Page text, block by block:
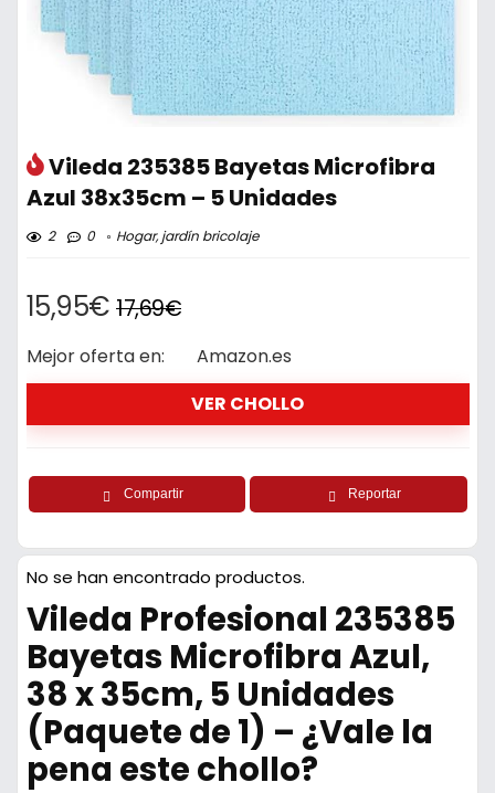
Vileda 235385 Bayetas Microfibra
Azul 38x35cm – 5 Unidades
2 0 Hogar, jardín bricolaje
15,95€ 17,69€
Mejor oferta en:
Amazon.es
VER CHOLLO
Compartir Reportar
No se han encontrado productos.
Vileda Profesional 235385
Bayetas Microfibra Azul,
38 x 35cm, 5 Unidades
(Paquete de 1) – ¿Vale la
pena este chollo?